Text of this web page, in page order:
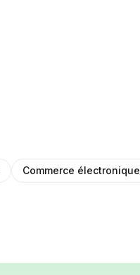
Commerce électronique